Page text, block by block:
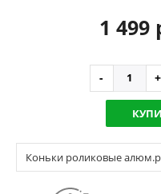
1 499
Коньки роликовые